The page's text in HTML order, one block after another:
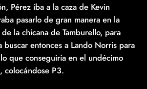
Pérez iba a la caza de Kevin
pasarlo de gran manera en la
la chicana de Tamburello, para
buscar entonces a Lando Norris para
que conseguiría en el undécimo
colocándose P3.